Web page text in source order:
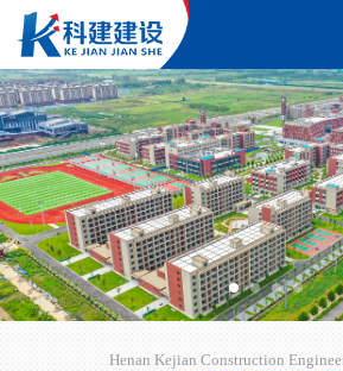
Henan Kejian Construction